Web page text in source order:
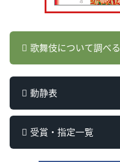
歌舞伎について調べる
動静表
受賞・指定一覧